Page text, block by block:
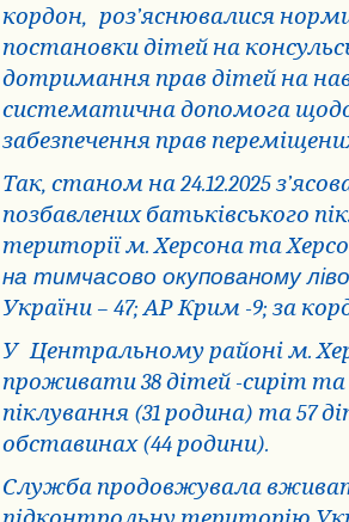
кордон, роз’яснювалися
постановки дітей на
дотримання прав дітей на
систематична допомога
забезпечення прав
Так, станом на 24.12.2025
позбавлених батьківського
території м. Херсона та
на тимчасово окупованому
України – 47; АР Крим -9; за
У Центральному районі м.
проживати 38 дітей -сиріт та
піклування (31 родина) та 57
обставинах (44 родини).
Служба продовжувала